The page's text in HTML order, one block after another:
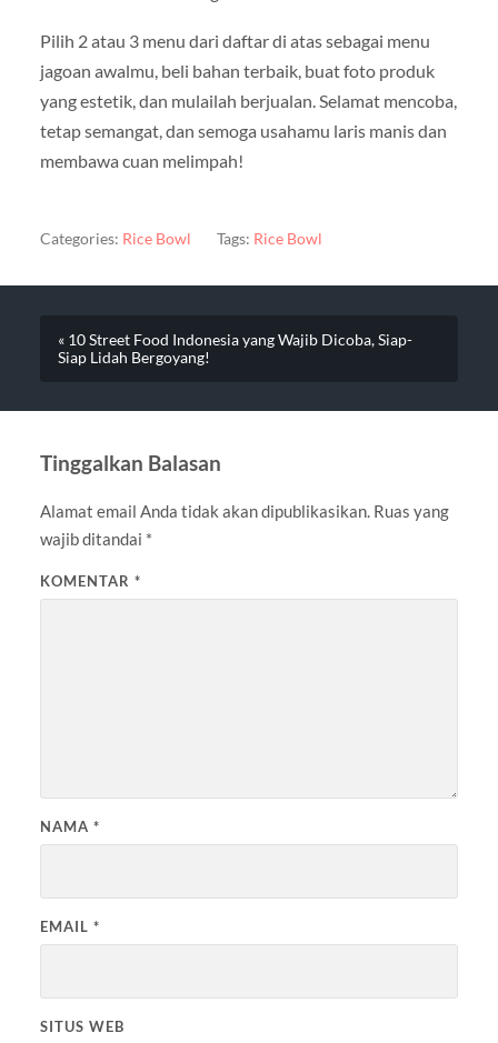
Pilih 2 atau 3 menu dari daftar di atas sebagai menu
jagoan awalmu, beli bahan terbaik, buat foto produk
yang estetik, dan mulailah berjualan. Selamat mencoba,
tetap semangat, dan semoga usahamu laris manis dan
membawa cuan melimpah!
Categories: Rice Bowl Tags: Rice Bowl
« 10 Street Food Indonesia yang Wajib Dicoba, Siap-
Siap Lidah Bergoyang!
Tinggalkan Balasan
Alamat email Anda tidak akan dipublikasikan. Ruas yang
wajib ditandai *
KOMENTAR *
NAMA *
EMAIL *
SITUS WEB